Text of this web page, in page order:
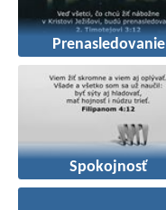
Prenasledovanie
Spokojnosť